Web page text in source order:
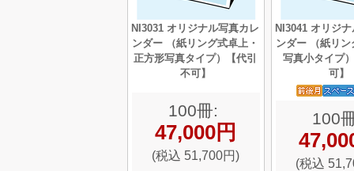
NI3031 オリジナル写真カレ
ンダー （紙リング式卓上・
正方形写真タイプ）【代引
不可】
100冊:
47,000円
(税込 51,700円)
NI3041 オリジ
ンダー （紙リ
写真小タイプ
可】
100
(税込